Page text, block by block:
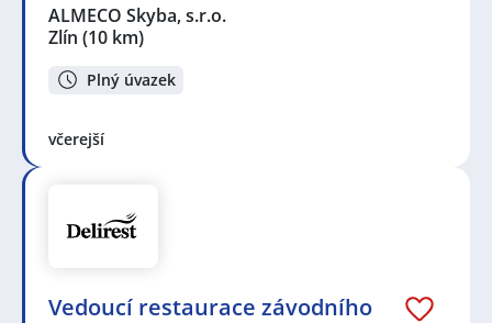
ALMECO Skyba, s.r.o.
Zlín (10 km)
Plný úvazek
včerejší
Vedoucí restaurace závodního